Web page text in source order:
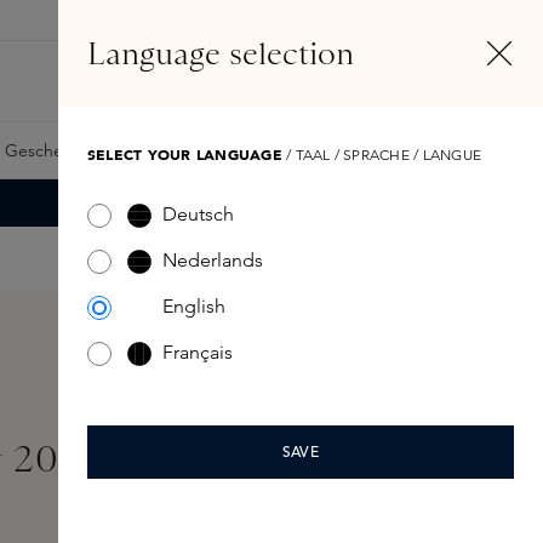
Samples Skins Exclusives Skins Boxen
Language selection
SELECT YOUR LANGUAGE / TAAL / SPRACHE / LANGUE
Deutsch
Nederlands
English
Français
SAVE